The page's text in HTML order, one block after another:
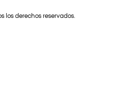
los derechos reservados.